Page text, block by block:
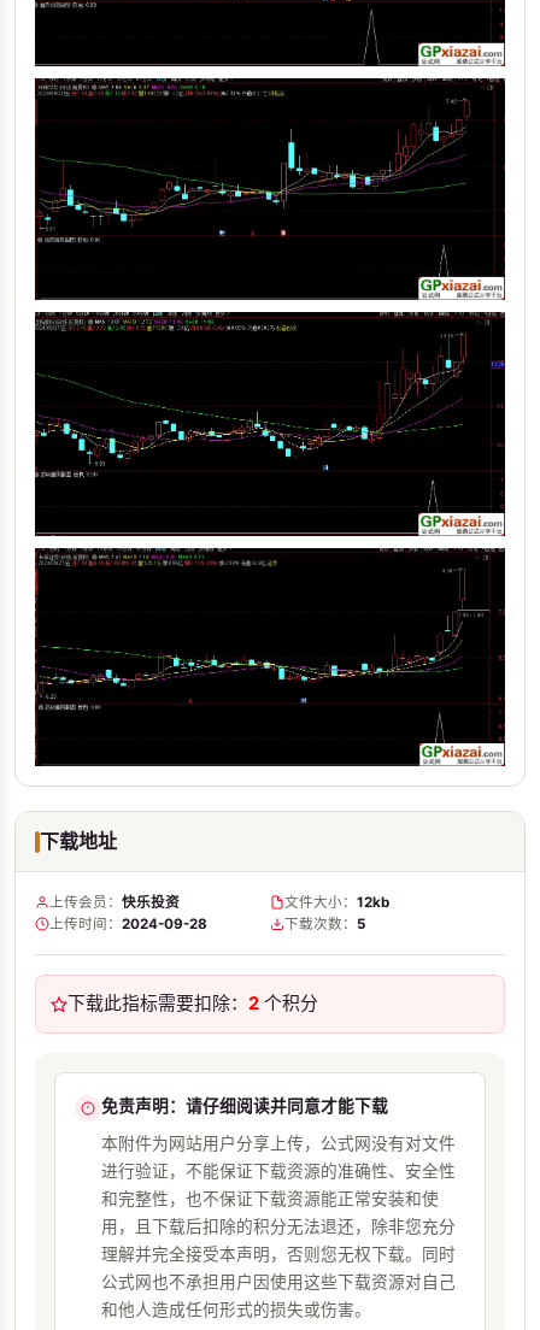
下载地址
上传会员： 快乐投资 文件大小： 12kb
上传时间： 2024-09-28 下载次数： 5
下载此指标需要扣除： 2 个积分
免责声明：请仔细阅读并同意才能下载
本附件为网站用户分享上传，公式网没有对文件
进行验证，不能保证下载资源的准确性、安全性
和完整性，也不保证下载资源能正常安装和使
用，且下载后扣除的积分无法退还，除非您充分
理解并完全接受本声明，否则您无权下载。同时
公式网也不承担用户因使用这些下载资源对自己
和他人造成任何形式的损失或伤害。